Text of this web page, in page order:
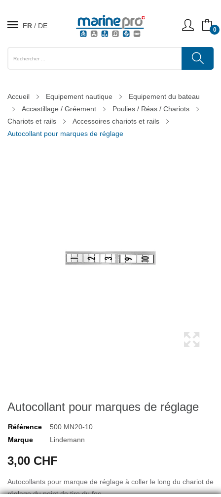
FR DE 0
Accueil Equipement nautique
Equipement du bateau
Accastillage / Gréement
Poulies / Réas / Chariots
Chariots et rails
Accessoires chariots et rails
Autocollant pour marques de réglage
Autocollant pour marques de réglage
Référence
500.MN20-10
Marque
Lindemann
3,00 CHF
Autocollants pour marque de réglage à coller le long du chariot de
réglage du point de tire du foc.